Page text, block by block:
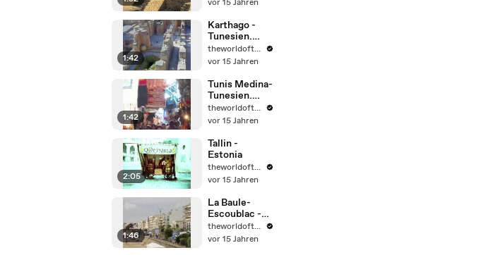
e.
vor 15 Jahren
1:42
Karthago -
Tunesien.
Weltkulturerb
e der
theworldoftravel2
vor 15 Jahren
1:42
Tunis Medina-
Tunesien.
Weltkulturerb
e der
theworldoftravel2
vor 15 Jahren
2:05
Tallin -
Estonia
theworldoftravel2
vor 15 Jahren
1:46
La Baule-
Escoublac -
Frankreichtheworldoftravel2
vor 15 Jahren